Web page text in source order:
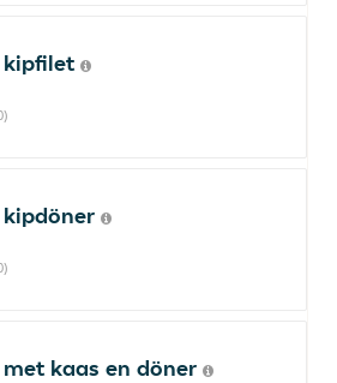
kipfilet
kipdöner
kaas en döner